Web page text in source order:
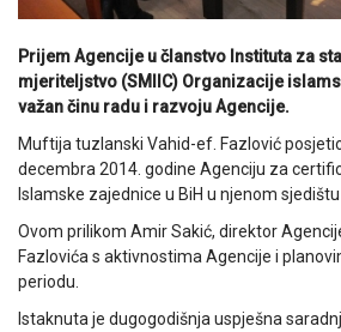
Prijem Agencije u članstvo Instituta za
mjeriteljstvo (SMIIC) Organizacije
važan činu radu i razvoju Agencije.
Muftija tuzlanski Vahid-ef. Fazlović posjetio
decembra 2014. godine Agenciju za
Islamske zajednice u BiH u njenom sjedištu
Ovom prilikom Amir Sakić, direktor
Fazlovića s aktivnostima Agencije i
periodu.
Istaknuta je dugogodišnja uspješna